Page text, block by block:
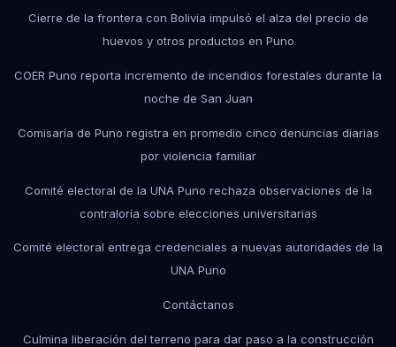
Cierre de la frontera con Bolivia impulsó el alza del precio de
huevos y otros productos en Puno
COER Puno reporta incremento de incendios forestales durante la
noche de San Juan
Comisaría de Puno registra en promedio cinco denuncias diarias
por violencia familiar
Comité electoral de la UNA Puno rechaza observaciones de la
contraloría sobre elecciones universitarias
Comité electoral entrega credenciales a nuevas autoridades de la
UNA Puno
Contáctanos
Culmina liberación del terreno para dar paso a la construcción